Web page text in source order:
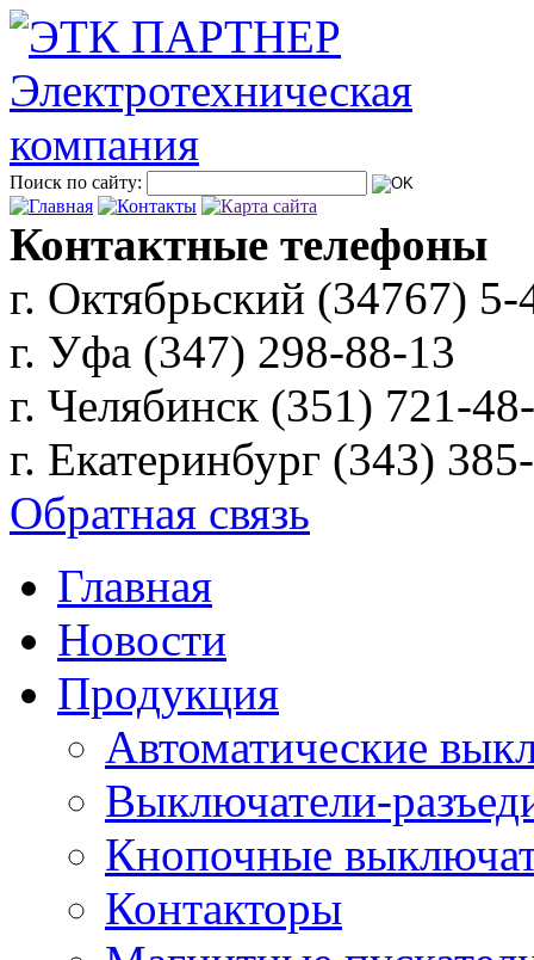
Поиск по сайту:
Контактные телефоны
г. Октябрьский (34767) 5-
г. Уфа (347) 298-88-13
г. Челябинск (351) 721-
г. Екатеринбург (343)
Обратная связь
Главная
Новости
Продукция
Автоматические
Выключатели-
Кнопочные
Контакторы